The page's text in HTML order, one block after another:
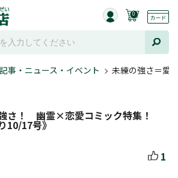
0
事・ニュース・イベント 未練の強さ＝愛
さ！ 幽霊×恋愛コミック特集！
10/17号》
1